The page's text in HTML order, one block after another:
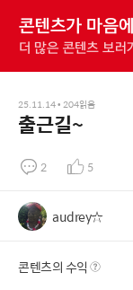
25.11.14• 204읽음
출근길~
2 5
audrey☆
콘텐츠의 수익